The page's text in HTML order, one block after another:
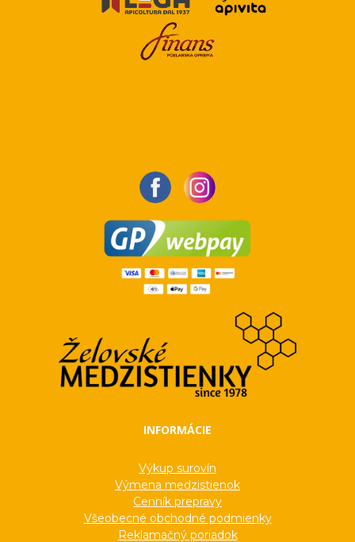
INFORMÁCIE
Výkup surovín
Výmena medzistienok
Cenník prepravy
Všeobecné obchodné podmienky
Reklamačný poriadok